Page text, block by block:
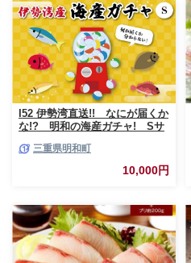
I52 伊勢湾直送!! なにが届くか
な!? 明和の海産ガチャ! Sサ
三重県明和町
10,000円